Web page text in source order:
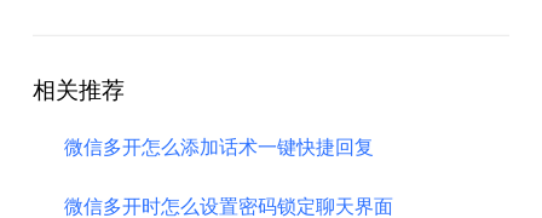
相关推荐
微信多开怎么添加话术一键快捷回复
微信多开时怎么设置密码锁定聊天界面